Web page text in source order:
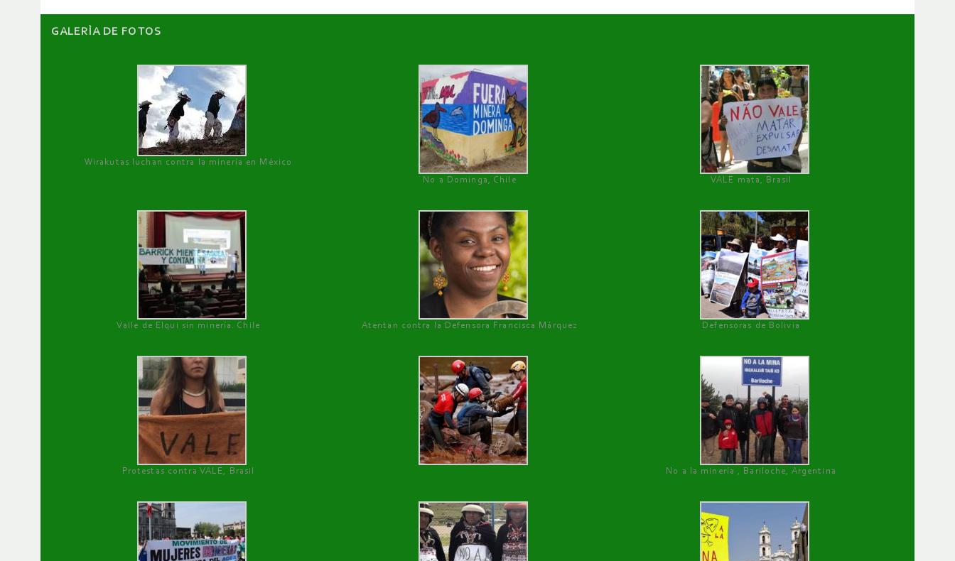
GALERÌA DE FOTOS
Wirakutas luchan contra la minería en México
No a Dominga, Chile
VALE mata, Brasil
Valle de Elqui sin minería. Chile Atentan contra la Defensora Francisca Márquez Defensoras de Bolivia
Protestas contra VALE, Brasil No a la minería , Bariloche, Argentina